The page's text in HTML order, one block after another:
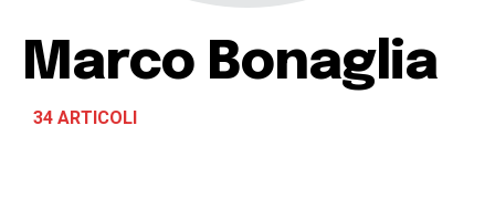
Marco Bonaglia
34 ARTICOLI